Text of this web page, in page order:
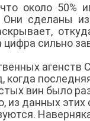
около
сделаны
цифра сильно
когда
вин было
данных этих